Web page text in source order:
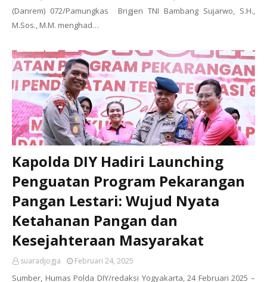
(Danrem) 072/Pamungkas Brigjen TNI Bambang Sujarwo, S.H.,
M.Sos., M.M. menghad…
Kapolda DIY Hadiri Launching
Penguatan Program Pekarangan
Pangan Lestari: Wujud Nyata
Ketahanan Pangan dan
Kesejahteraan Masyarakat
suaradjogja Februari 24, 2025
Sumber, Humas Polda DIY/redaksi Yogyakarta, 24 Februari 2025 –